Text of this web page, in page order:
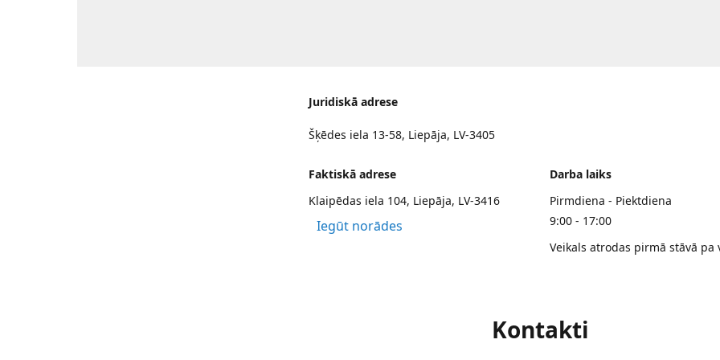
Juridiskā adrese
Šķēdes iela 13-58, Liepāja, LV-3405
Faktiskā adrese
Klaipēdas iela 104, Liepāja, LV-3416
Iegūt norādes
Darba laiks
Pirmdiena - Piektdiena
9:00 - 17:00
Veikals atrodas pirmā stāvā pa
Kontakti